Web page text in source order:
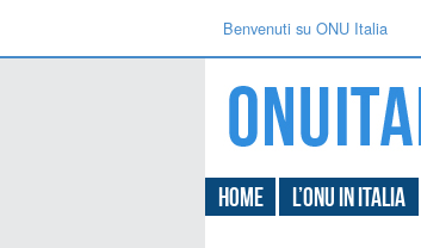
Benvenuti su ONU Italia
Home L’ONU in Italia